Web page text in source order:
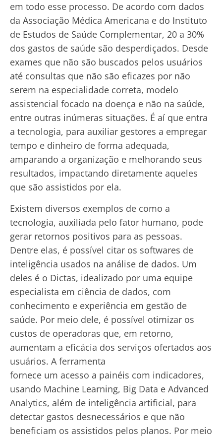
em todo esse processo. De acordo com dados
da Associação Médica Americana e do Instituto
de Estudos de Saúde Complementar, 20 a 30%
dos gastos de saúde são desperdiçados. Desde
exames que não são buscados pelos usuários
até consultas que não são eficazes por não
serem na especialidade correta, modelo
assistencial focado na doença e não na saúde,
entre outras inúmeras situações. É aí que entra
a tecnologia, para auxiliar gestores a empregar
tempo e dinheiro de forma adequada,
amparando a organização e melhorando seus
resultados, impactando diretamente aqueles
que são assistidos por ela.
Existem diversos exemplos de como a
tecnologia, auxiliada pelo fator humano, pode
gerar retornos positivos para as pessoas.
Dentre elas, é possível citar os softwares de
inteligência usados na análise de dados. Um
deles é o Dictas, idealizado por uma equipe
especialista em ciência de dados, com
conhecimento e experiência em gestão de
saúde. Por meio dele, é possível otimizar os
custos de operadoras que, em retorno,
aumentam a eficácia dos serviços ofertados aos
usuários. A ferramenta
fornece um acesso a painéis com indicadores,
usando Machine Learning, Big Data e Advanced
Analytics, além de inteligência artificial, para
detectar gastos desnecessários e que não
beneficiam os assistidos pelos planos. Por meio